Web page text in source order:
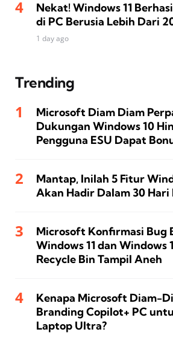
Nekat! Windows 11
di PC Berusia Lebih Dari
1 day ago
Trending
Microsoft Diam Diam
Dukungan Windows 10
Pengguna ESU Dapat
Mantap, Inilah 5 Fitur
Akan Hadir Dalam 30 Hari
Microsoft Konfirmasi Bug
Windows 11 dan Windows
Recycle Bin Tampil Aneh
Kenapa Microsoft Diam-
Branding Copilot+ PC
Laptop Ultra?